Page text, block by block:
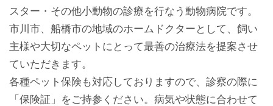
スター・その他小動物の診療を行なう動物病院です。
市川市、船橋市の地域のホームドクターとして、飼い
主様や大切なペットにとって最善の治療法を提案させ
ていただきます。
各種ペット保険も対応しておりますので、診察の際に
「保険証」をご持参ください。病気や状態に合わせて